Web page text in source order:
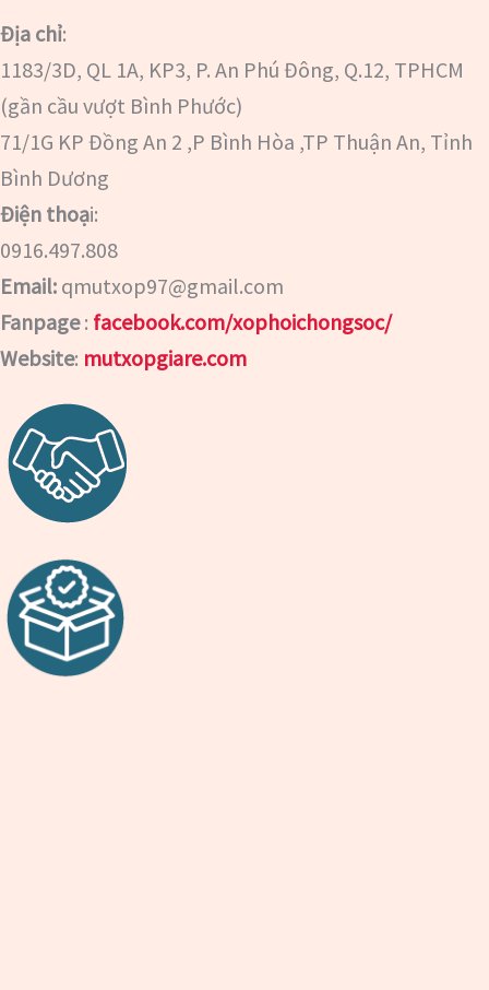
Địa chỉ:
1183/3D, QL 1A, KP3, P. An Phú Đông, Q.12, TPHCM
(gần cầu vượt Bình Phước)
71/1G KP Đồng An 2 ,P Bình Hòa ,TP Thuận An, Tỉnh
Bình Dương
Điện thoại:
0916.497.808
Email: qmutxop97@gmail.com
Fanpage: facebook.com/xophoichongsoc/
Website: mutxopgiare.com